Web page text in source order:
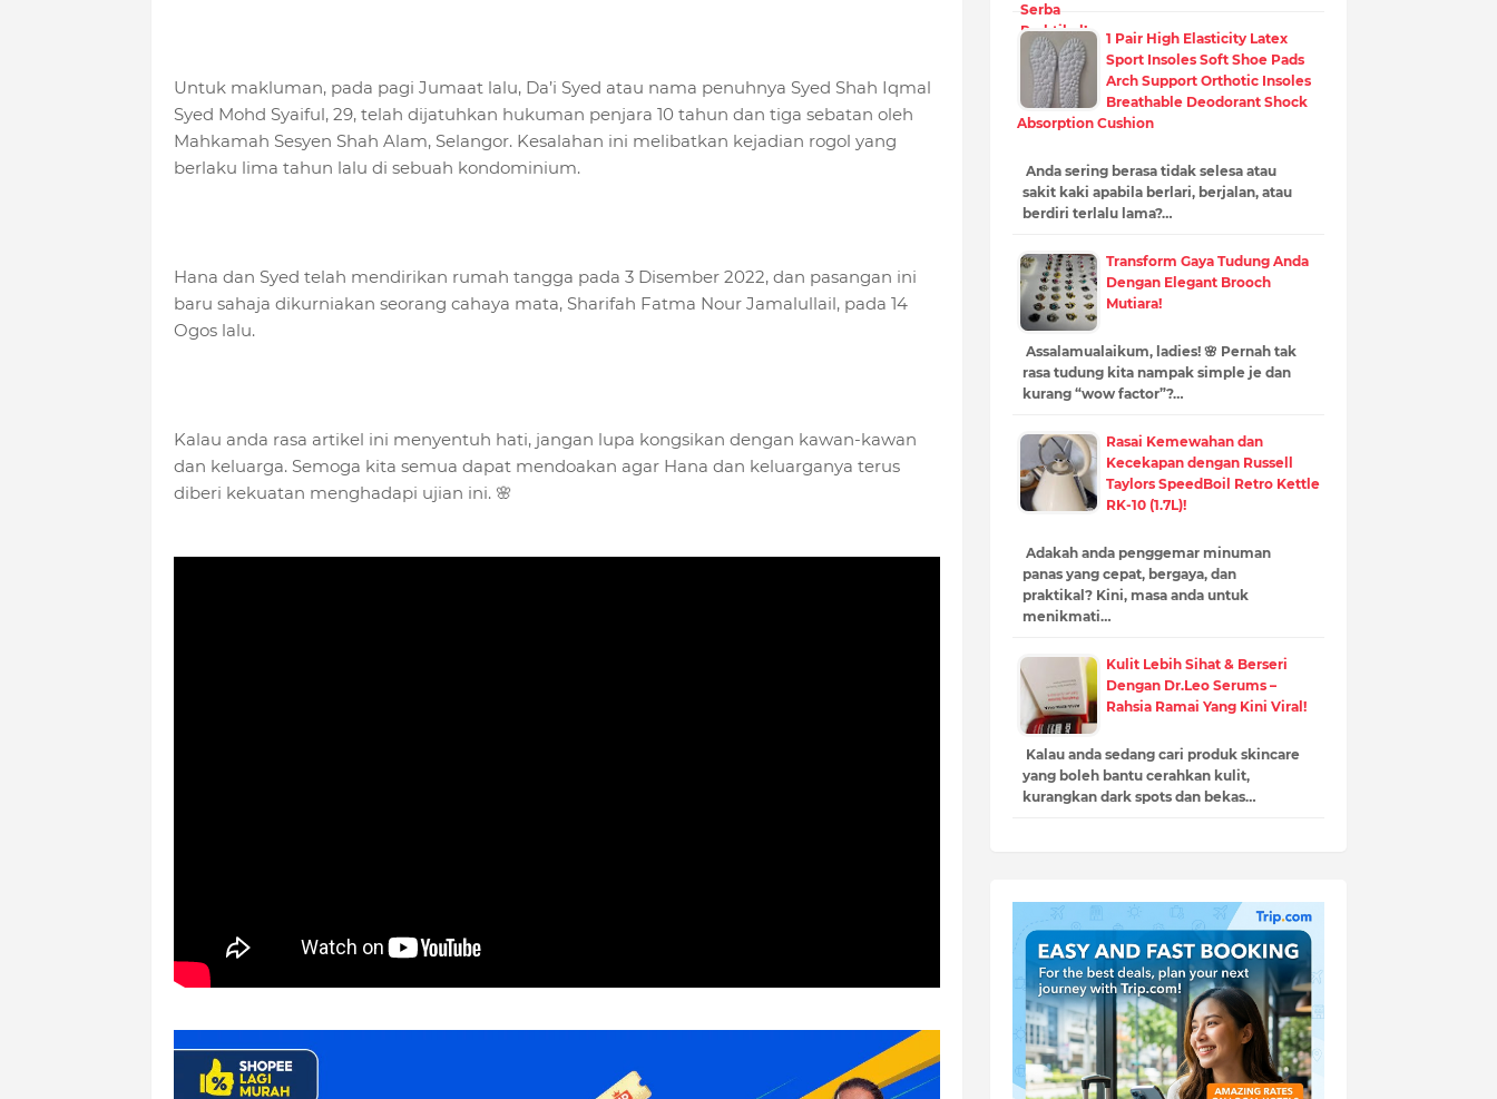
Untuk makluman, pada pagi Jumaat lalu, Da’i Syed atau nama penuhnya Syed Shah Iqmal
Syed Mohd Syaiful, 29, telah dijatuhkan hukuman penjara 10 tahun dan tiga sebatan oleh
Mahkamah Sesyen Shah Alam, Selangor. Kesalahan ini melibatkan kejadian rogol yang
berlaku lima tahun lalu di sebuah kondominium.
Hana dan Syed telah mendirikan rumah tangga pada 3 Disember 2022, dan pasangan ini
baru sahaja dikurniakan seorang cahaya mata, Sharifah Fatma Nour Jamalullail, pada 14
Ogos lalu.
Kalau anda rasa artikel ini menyentuh hati, jangan lupa kongsikan dengan kawan-kawan
dan keluarga. Semoga kita semua dapat mendoakan agar Hana dan keluarganya terus
diberi kekuatan menghadapi ujian ini. 🌸
1 Pair High Elasticity Latex
Sport Insoles Soft Shoe Pads
Arch Support Orthotic Insoles
Breathable Deodorant Shock
Absorption Cushion
Anda sering berasa tidak selesa atau
sakit kaki apabila berlari, berjalan, atau
berdiri terlalu lama?…
Transform Gaya Tudung Anda
Dengan Elegant Brooch
Mutiara!
Assalamualaikum, ladies! 🌸 Pernah tak
rasa tudung kita nampak simple je dan
kurang “wow factor”?…
Rasai Kemewahan dan
Kecekapan dengan Russell
Taylors SpeedBoil Retro Kettle
RK-10 (1.7L)!
Adakah anda penggemar minuman
panas yang cepat, bergaya, dan
praktikal? Kini, masa anda untuk
menikmati…
Kulit Lebih Sihat & Berseri
Dengan Dr.Leo Serums –
Rahsia Ramai Yang Kini Viral!
Kalau anda sedang cari produk skincare
yang boleh bantu cerahkan kulit,
kurangkan dark spots dan bekas…